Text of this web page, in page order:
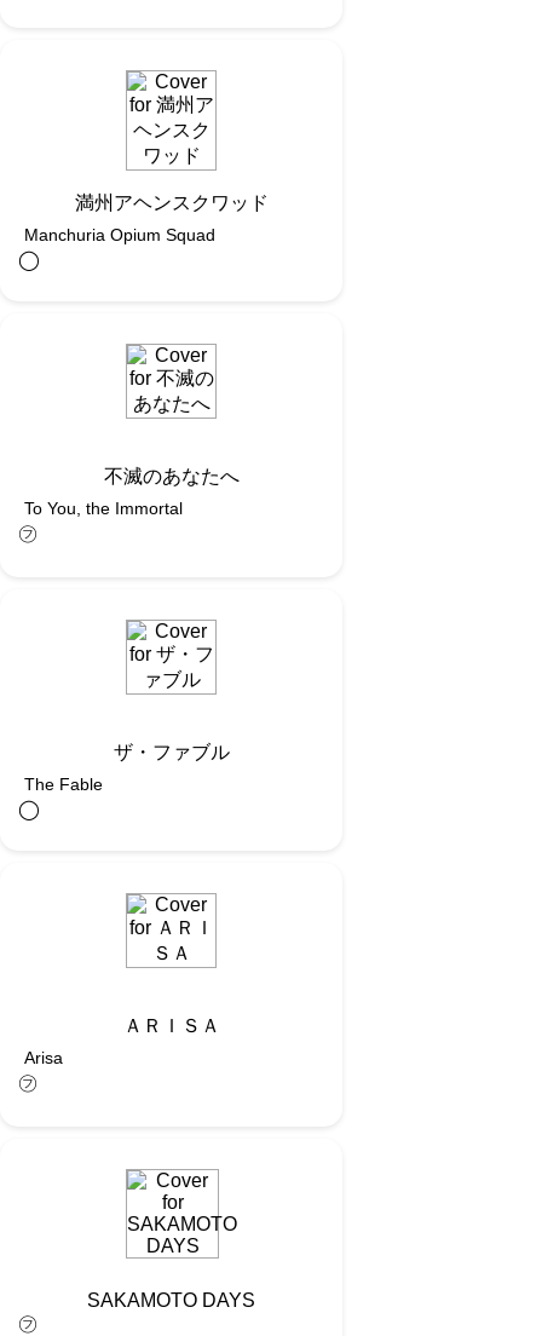
満州アヘンスクワッド
Manchuria Opium Squad
◯︎
不滅のあなたへ
To You, the Immortal
㋫
ザ・ファブル
The Fable
◯︎
ＡＲＩＳＡ
Arisa
㋫
SAKAMOTO DAYS
㋫